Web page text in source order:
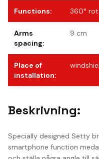
Functions: 360°
Arms
spacing:
9 cm
Place of
installation:
Beskrivning:
Specially designed Setty
smartphone function